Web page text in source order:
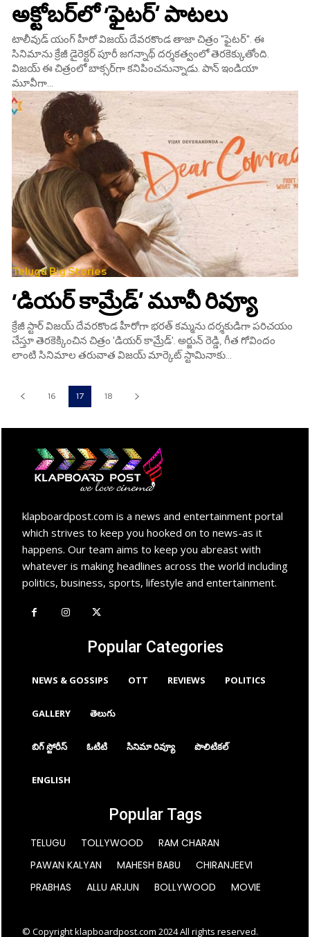
అక్టోబర్‌లో ‘ఫైటర్’ పాటలు
టాలీవుడ్ యంగ్ హీరో విజయ్ దేవరకొండ తాజా చిత్రం "ఫైటర్". ఈ
సినిమాను క్రేజీ డైరెక్టర్ పూరీ జగన్నాథ్ దర్శకత్వంలో తెరకెక్కుతోంది.
విజయ్ ఈ చిత్రంలో బాక్సర్‌గా కనిపించనున్నాడు. పాన్ ఇండియా
మూవీగా...
Telugu Big Stories
‘డియర్‌ కామ్రేడ్’ మూవీ రివ్యూ
క్రేజీ స్టార్ విజయ్‌ దేవరకొండ హీరోగా భరత్‌ కమ్మను దర్శకుడిగా పరిచయం
చేస్తూ తెరకెక్కించిన చిత్రం 'డియర్‌ కామ్రేడ్'. అర్జున్‌ రెడ్డి, గీత గోవిందం
లాంటి సినిమాల తరువాత విజయ్‌ మార్కెట్ స్టామినాకు...
16 17 18
klapboardpost.com is a news and entertainment portal
which strives to keep you hooked on to news-as it
happens. Our team aims to keep you abreast with
whatever is making headlines across the world including
politics, business, sports, lifestyle and entertainment.
Popular Categories
NEWS & GOSSIPS OTT REVIEWS POLITICS
GALLERY తెలుగు
బిగ్ స్టోరీస్ ఓటిటి సినిమా రివ్యూ పొలిటికల్
ENGLISH
Popular Tags
TELUGU TOLLYWOOD
RAM CHARAN
PAWAN KALYAN
MAHESH BABU
CHIRANJEEVI
PRABHAS
ALLU ARJUN BOLLYWOOD MOVIE
© Copyright klapboardpost.com 2024 All rights reserved.